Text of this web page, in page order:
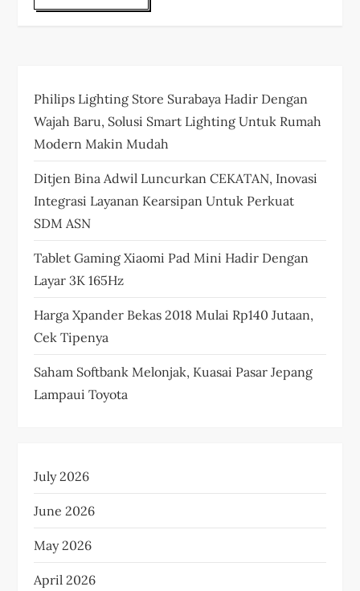
Philips Lighting Store Surabaya Hadir Dengan
Wajah Baru, Solusi Smart Lighting Untuk Rumah
Modern Makin Mudah
Ditjen Bina Adwil Luncurkan CEKATAN, Inovasi
Integrasi Layanan Kearsipan Untuk Perkuat
SDM ASN
Tablet Gaming Xiaomi Pad Mini Hadir Dengan
Layar 3K 165Hz
Harga Xpander Bekas 2018 Mulai Rp140 Jutaan,
Cek Tipenya
Saham Softbank Melonjak, Kuasai Pasar Jepang
Lampaui Toyota
July 2026
June 2026
May 2026
April 2026